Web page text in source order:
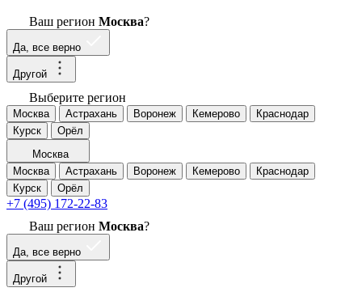
Ваш регион Москва?
Да, все верно
Другой
Выберите регион
Москва Астрахань Воронеж Кемерово
Краснодар
Курск
Орёл
Москва
Москва
Астрахань Воронеж Кемерово
Краснодар
Курск
Орёл
+7 (495) 172-22-83
Ваш регион Москва?
Да, все верно
Другой